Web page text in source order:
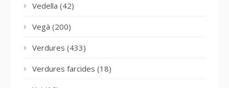
Vedella (42)
Vegà (200)
Verdures (433)
Verdures farcides (18)